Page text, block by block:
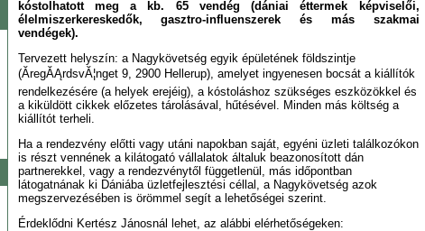
kóstolhatott meg a kb. 65 vendég (dániai éttermek képviselői,
élelmiszerkereskedők, gasztro-influenszerek és más szakmai
vendégek).
Tervezett helyszín: a Nagykövetség egyik épületének földszintje
(ĂregĂĄrdsvĂ¦nget 9, 2900 Hellerup), amelyet ingyenesen bocsát a kiállítók
rendelkezésére (a helyek erejéig), a kóstoláshoz szükséges eszközökkel és
a kiküldött cikkek előzetes tárolásával, hűtésével. Minden más költség a
kiállítót terheli.
Ha a rendezvény előtti vagy utáni napokban saját, egyéni üzleti találkozókon
is részt vennének a kilátogató vállalatok általuk beazonosított dán
partnerekkel, vagy a rendezvénytől függetlenül, más időpontban
látogatnának ki Dániába üzletfejlesztési céllal, a Nagykövetség azok
megszervezésében is örömmel segít a lehetőségei szerint.
Érdeklődni Kertész Jánosnál lehet, az alábbi elérhetőségeken: